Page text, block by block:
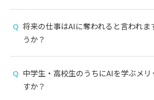
将来の仕事はAIに奪われると言われま
うか？
中学生・高校生のうちにAIを学ぶメリ
すか？